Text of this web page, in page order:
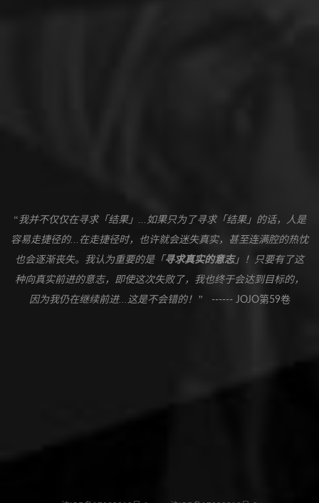
“我并不仅仅在寻求「结果」...如果只为了寻求「结果」的话，人是
容易走捷径的...在走捷径时，也许就会迷失真实，甚至连满腔的热忱
也会逐渐丧失。我认为重要的是「 寻求真实的意志」！只要有了这
种向真实前进的意志，即使这次失败了，我也终于会达到目标的，
因为我仍在继续前进...这是不会错的！”
------ JOJO第59卷